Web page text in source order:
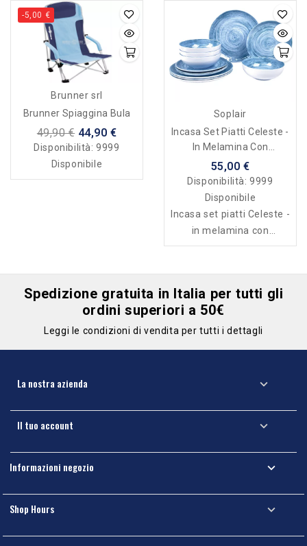
-5,00 €
Brunner srl
Brunner Spiaggina Bula
49,90 € 44,90 €
Disponibilità:9999
Disponibile
Soplair
Incasa Set Piatti Celeste -
In Melamina Con
Antiscivolo
55,00 €
Disponibilità:9999
Disponibile
Incasa set piatti Celeste -
in melamina con
antiscivolo
Spedizione gratuita in Italia per tutti gli
ordini superiori a 50€
Leggi le condizioni di vendita per tutti i dettagli
La nostra azienda 
Il tuo account 
Informazioni negozio 
Shop Hours 